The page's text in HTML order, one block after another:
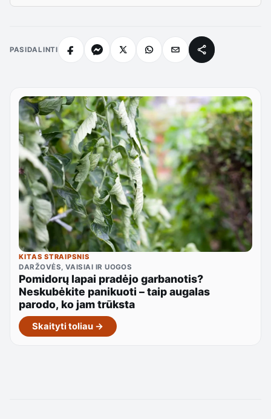
PASIDALINTI
KITAS STRAIPSNIS
DARŽOVĖS, VAISIAI IR UOGOS
Pomidorų lapai pradėjo garbanotis?
Neskubėkite panikuoti – taip augalas
parodo, ko jam trūksta
Skaityti toliau →